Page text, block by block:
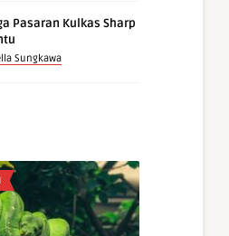
Pasaran Kulkas Sharp
Sungkawa